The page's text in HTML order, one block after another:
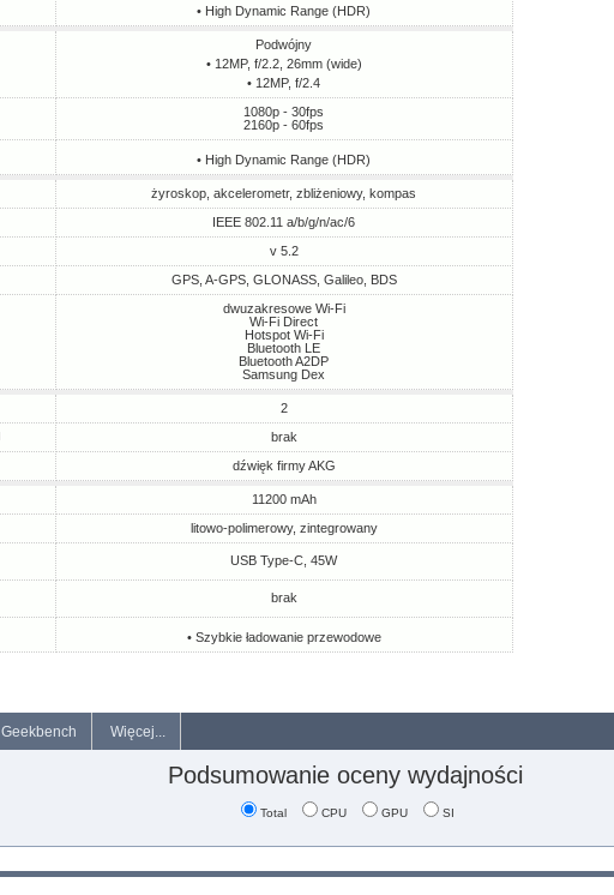
• High Dynamic Range (HDR)
Podwójny
• 12MP, f/2.2, 26mm (wide)
• 12MP, f/2.4
1080p - 30fps
2160p - 60fps
• High Dynamic Range (HDR)
żyroskop, akcelerometr, zbliżeniowy, kompas
IEEE 802.11 a/b/g/n/ac/6
v 5.2
GPS, A-GPS, GLONASS, Galileo, BDS
dwuzakresowe Wi-Fi
Wi-Fi Direct
Hotspot Wi-Fi
Bluetooth LE
Bluetooth A2DP
Samsung Dex
2
brak
dźwięk firmy AKG
11200 mAh
litowo-polimerowy, zintegrowany
USB Type-C, 45W
brak
• Szybkie ładowanie przewodowe
Geekbench Więcej...
Podsumowanie oceny wydajności
Total CPU GPU SI